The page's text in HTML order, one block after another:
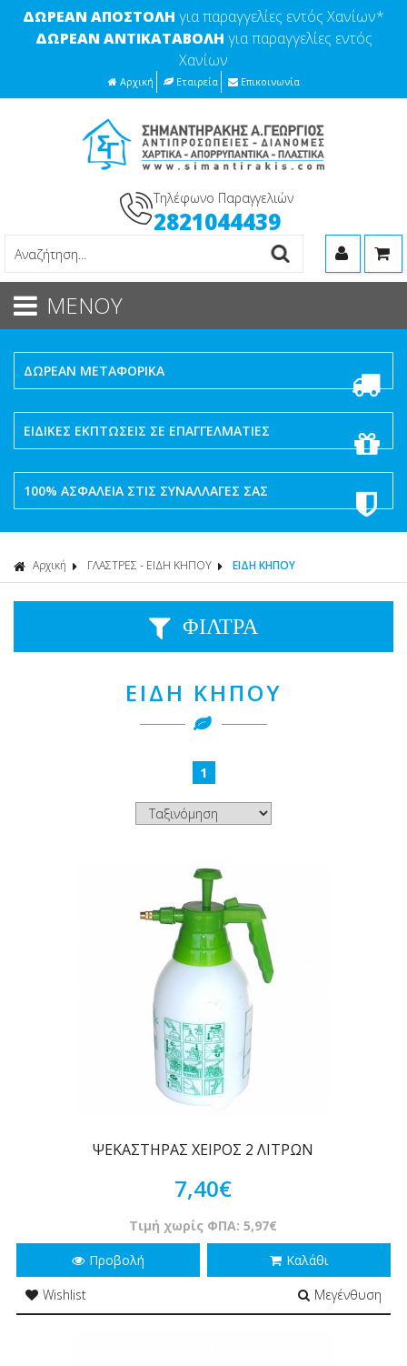
ΔΩΡΕΑΝ ΑΠΟΣΤΟΛΗ για παραγγελίες εντός Χανίων*
ΔΩΡΕΑΝ ΑΝΤΙΚΑΤΑΒΟΛΗ για παραγγελίες εντός
Χανίων
Αρχική Εταιρεία Επικοινωνία
Τηλέφωνο Παραγγελιών
2821044439
ΜΕΝΟΥ
ΔΩΡΕΑΝ ΜΕΤΑΦΟΡΙΚΑ
ΕΙΔΙΚΕΣ ΕΚΠΤΩΣΕΙΣ ΣΕ ΕΠΑΓΓΕΛΜΑΤΙΕΣ
100% ΑΣΦΑΛΕΙΑ ΣΤΙΣ ΣΥΝΑΛΛΑΓΕΣ ΣΑΣ
Αρχική ΓΛΑΣΤΡΕΣ - ΕΙΔΗ ΚΗΠΟΥ ΕΙΔΗ ΚΗΠΟΥ
ΦΙΛΤΡΑ
ΕΙΔΗ ΚΗΠΟΥ
1
ΨΕΚΑΣΤΗΡΑΣ ΧΕΙΡΟΣ 2 ΛΙΤΡΩΝ
7,40€
Τιμή χωρίς ΦΠΑ: 5,97€
Προβολή
Καλάθι
Wishlist
Μεγένθυση